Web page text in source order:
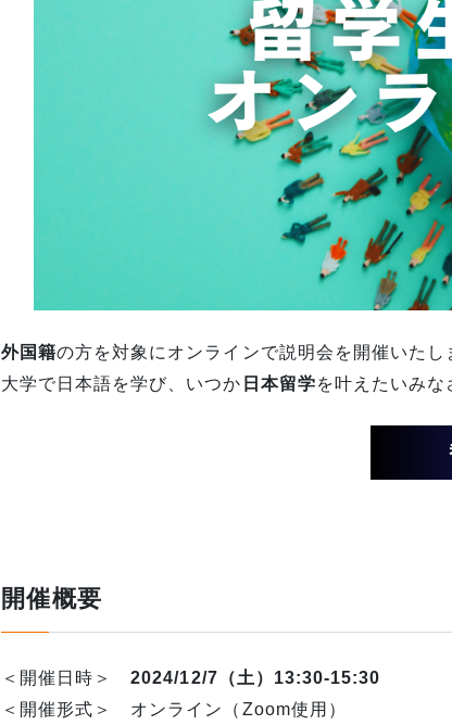
外国籍の方を対象にオンラインで説明会を開催いたし
大学で日本語を学び、いつか 日本留学を叶えたいみな
開催概要
＜開催日時＞2024/12/7（土）13:30-15:30
＜開催形式＞ オンライン（Zoom使用）